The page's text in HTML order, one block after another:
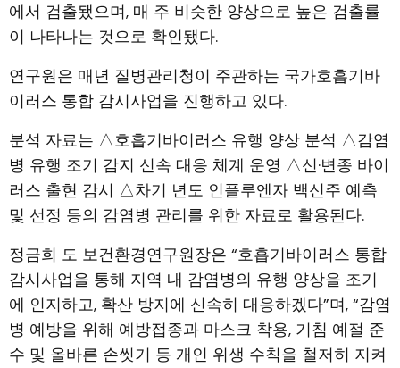
에서 검출됐으며, 매 주 비슷한 양상으로 높은 검출률
이 나타나는 것으로 확인됐다.
연구원은 매년 질병관리청이 주관하는 국가호흡기바
이러스 통합 감시사업을 진행하고 있다.
분석 자료는 △호흡기바이러스 유행 양상 분석 △감염
병 유행 조기 감지 신속 대응 체계 운영 △신·변종 바이
러스 출현 감시 △차기 년도 인플루엔자 백신주 예측
및 선정 등의 감염병 관리를 위한 자료로 활용된다.
정금희 도 보건환경연구원장은 “호흡기바이러스 통합
감시사업을 통해 지역 내 감염병의 유행 양상을 조기
에 인지하고, 확산 방지에 신속히 대응하겠다”며, “감염
병 예방을 위해 예방접종과 마스크 착용, 기침 예절 준
수 및 올바른 손씻기 등 개인 위생 수칙을 철저히 지켜